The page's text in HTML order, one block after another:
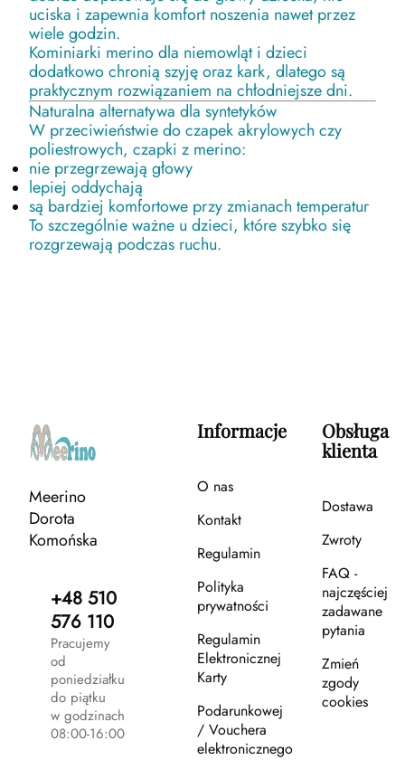
uciska i zapewnia komfort noszenia nawet przez
wiele godzin.
Kominiarki merino dla niemowląt i dzieci
dodatkowo chronią szyję oraz kark, dlatego są
praktycznym rozwiązaniem na chłodniejsze dni.
Naturalna alternatywa dla syntetyków
W przeciwieństwie do czapek akrylowych czy
poliestrowych, czapki z merino:
nie przegrzewają głowy
lepiej oddychają
są bardziej komfortowe przy zmianach temperatur
To szczególnie ważne u dzieci, które szybko się
rozgrzewają podczas ruchu.
Meerino
Dorota
Komońska
+48 510
576 110
Pracujemy
od
poniedziałku
do piątku
w godzinach
08:00-16:00
Informacje
O nas
Kontakt
Regulamin
Polityka
prywatności
Regulamin
Elektronicznej
Karty
Podarunkowej
/ Vouchera
elektronicznego
Obsługa
klienta
Dostawa
Zwroty
FAQ -
najczęściej
zadawane
pytania
Zmień
zgody
cookies